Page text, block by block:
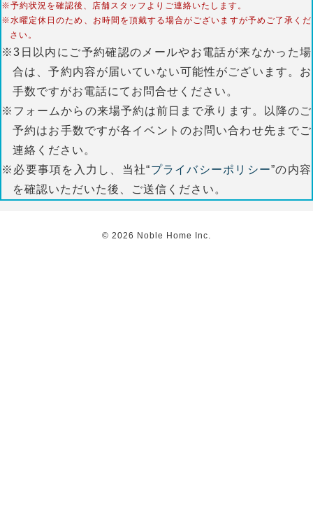
※予約状況を確認後、店舗スタッフよりご連絡いたします。
※水曜定休日のため、お時間を頂戴する場合がございますが予めご了承くだ
さい。
※3日以内にご予約確認のメールやお電話が来なかった場
合は、予約内容が届いていない可能性がございます。お
手数ですがお電話にてお問合せください。
※フォームからの来場予約は前日まで承ります。以降のご
予約はお手数ですが各イベントのお問い合わせ先までご
連絡ください。
※必要事項を入力し、当社“プライバシーポリシー”の内容
を確認いただいた後、ご送信ください。
© 2026 Noble Home Inc.